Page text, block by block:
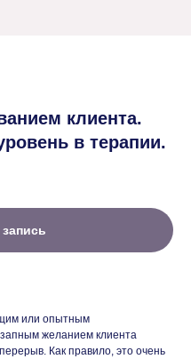
клиента.
в терапии.
или опытным
желанием клиента
Как правило, это очень